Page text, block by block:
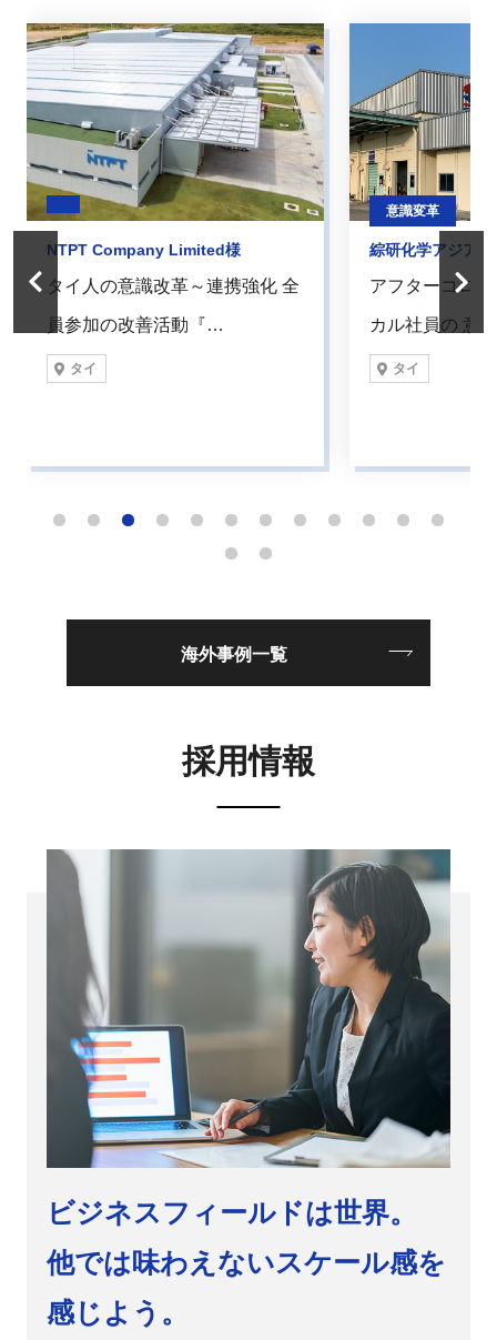
NTPT Company Limited様
タイ人の意識改革～連携強化 全
員参加の改善活動『…
タイ
意識変革
綜研化学アジア
アフターコロ
カル社員の 意
タイ
海外事例一覧
採用情報
ビジネスフィールドは世界。
他では味わえないスケール感を
感じよう。